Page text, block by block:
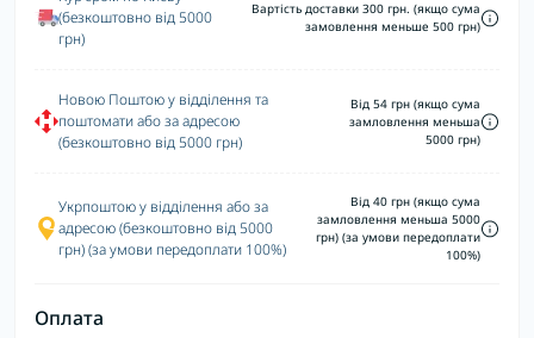
(безкоштовно від 5000
грн)
Вартість доставки 300 грн. (якщо сума
замовлення меньше 500 грн)
Новою Поштою у відділення та
поштомати або за адресою
(безкоштовно від 5000 грн)
Від 54 грн (якщо сума
замловлення меньша
5000 грн)
Укрпоштою у відділення або за
адресою (безкоштовно від 5000
грн) (за умови передоплати 100%)
Від 40 грн (якщо сума
замловлення меньша 5000
грн) (за умови передоплати
100%)
Оплата